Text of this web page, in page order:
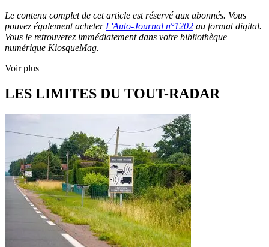
Le contenu complet de cet article est réservé aux abonnés. Vous
pouvez également acheterL'Auto-Journal n°1202 au format digital.
Vous le retrouverez immédiatement dans votre bibliothèque
numérique KiosqueMag.
Voir plus
LES LIMITES DU TOUT-RADAR